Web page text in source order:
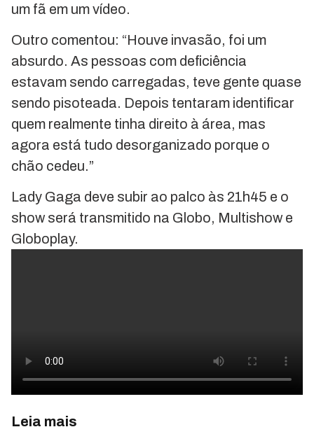
um fã em um vídeo.
Outro comentou: “Houve invasão, foi um
absurdo. As pessoas com deficiência
estavam sendo carregadas, teve gente quase
sendo pisoteada. Depois tentaram identificar
quem realmente tinha direito à área, mas
agora está tudo desorganizado porque o
chão cedeu.”
Lady Gaga deve subir ao palco às 21h45 e o
show será transmitido na Globo, Multishow e
Globoplay.
Leia mais